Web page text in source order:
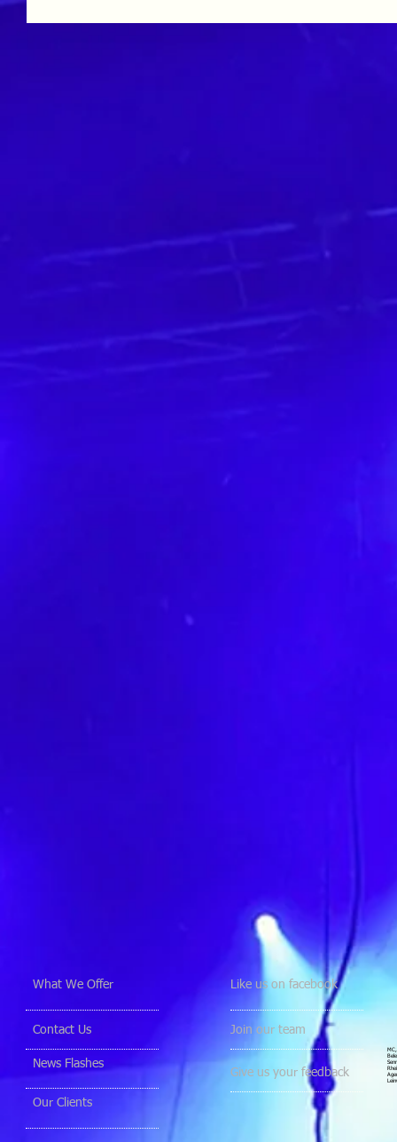
What We Offer
Contact Us
News Flashes
Our Clients
Like us on facebook
Join our team
Give us your feedback